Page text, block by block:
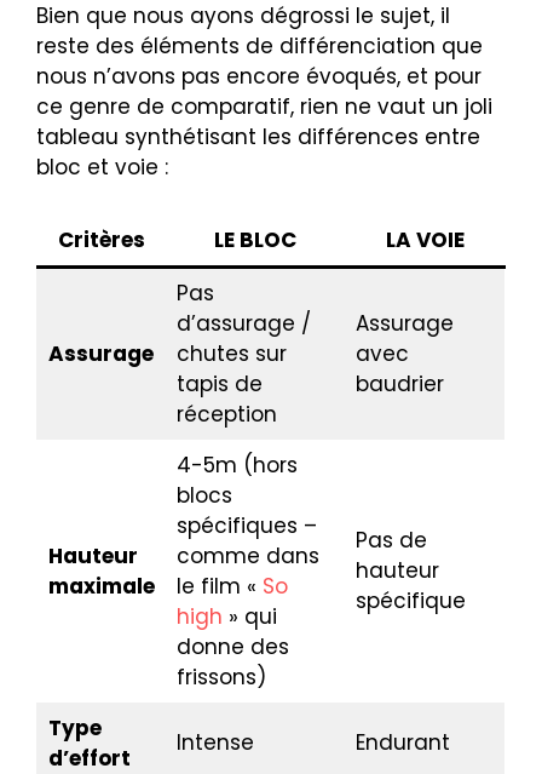
Bien que nous ayons dégrossi le sujet, il
reste des éléments de différenciation que
nous n’avons pas encore évoqués, et pour
ce genre de comparatif, rien ne vaut un joli
tableau synthétisant les différences entre
bloc et voie :
Critères LE BLOC LA VOIE
Assurage
Pas
d’assurage /
chutes sur
tapis de
réception
Assurage
avec
baudrier
Hauteur
maximale
4-5m (hors
blocs
spécifiques –
comme dans
le film « So
high » qui
donne des
frissons)
Pas de
hauteur
spécifique
Type
d’effort
Intense Endurant